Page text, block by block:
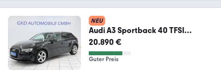
NEU
Audi A3 Sportback 40 TFSI
Quattro Sport*Standheizung*
20.890 €
Guter Preis